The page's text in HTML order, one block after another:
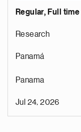
Regular, Full time
Research
Panamá
Panama
Jul 24, 2026